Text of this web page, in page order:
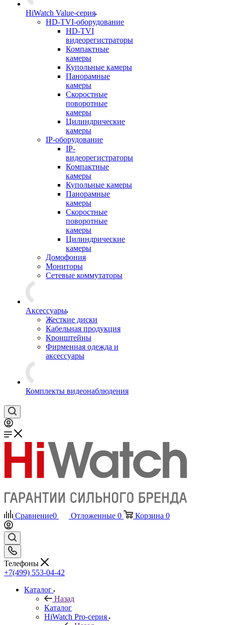
HiWatch Value-серия
HD-TVI-оборудование
HD-TVI
видеорегистраторы
Компактные
камеры
Купольные камеры
Панорамные
камеры
Скоростные
поворотные
камеры
Цилиндрические
камеры
IP-оборудование
IP-
видеорегистраторы
Компактные
камеры
Купольные камеры
Панорамные
камеры
Скоростные
поворотные
камеры
Цилиндрические
камеры
Домофония
Мониторы
Сетевые коммутаторы
Аксессуары
Жесткие диски
Кабельная продукция
Кронштейны
Фирменная одежда и
аксессуары
Комплекты видеонаблюдения
Сравнение0 Отложенные 0 Корзина 0
Телефоны
+7(499) 553-04-42
Каталог
Назад
Каталог
HiWatch Pro-серия